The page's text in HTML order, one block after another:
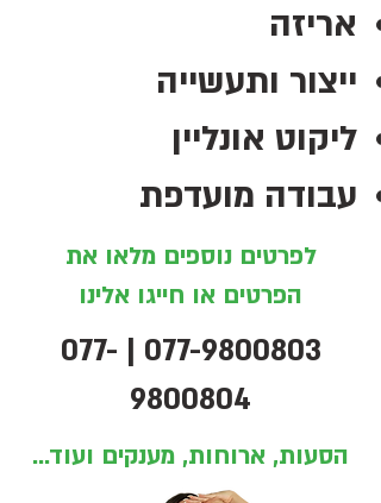
אריזה
ייצור ותעשייה
ליקוט אונליין
עבודה מועדפת
לפרטים נוספים מלאו את
הפרטים או חייגו אלינו
077-9800803
|
077-
9800804
הסעות, ארוחות, מענקים ועוד...